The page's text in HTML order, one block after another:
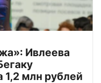
Ивлеева
млн рублей